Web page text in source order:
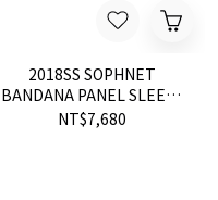
2018SS SOPHNET
BANDANA PANEL SLEEVE
B.D 變形蟲 襯衫 現貨
NT$7,680